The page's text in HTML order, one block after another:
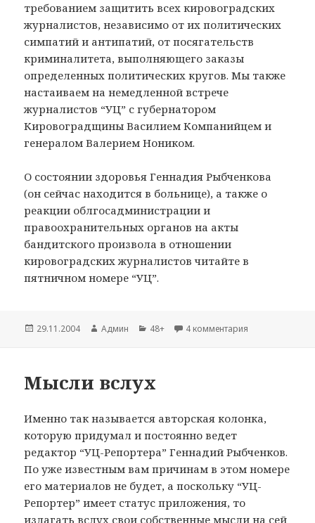
требованием защитить всех кировоградских
журналистов, независимо от их политических
симпатий и антипатий, от посягательств
криминалитета, выполняющего заказы
определенных политических кругов. Мы также
настаиваем на немедленной встрече
журналистов “УЦ” с губернатором
Кировоградщины Василием Компанийцем и
генералом Валерием Ноником.
О состоянии здоровья Геннадия Рыбченкова
(он сейчас находится в больнице), а также о
реакции облгосадминистрации и
правоохранительных органов на акты
бандитского произвола в отношении
кировоградских журналистов читайте в
пятничном номере “УЦ”.
Опубликовано
29.11.2004 Автор
Админ Рубрики
48+ 4 комментария
Мысли вслух
Именно так называется авторская колонка,
которую придумал и постоянно ведет
редактор “УЦ-Репортера” Геннадий Рыбченков.
По уже известным вам причинам в этом номере
его материалов не будет, а поскольку “УЦ-
Репортер” имеет статус приложения, то
излагать вслух свои собственные мысли на сей